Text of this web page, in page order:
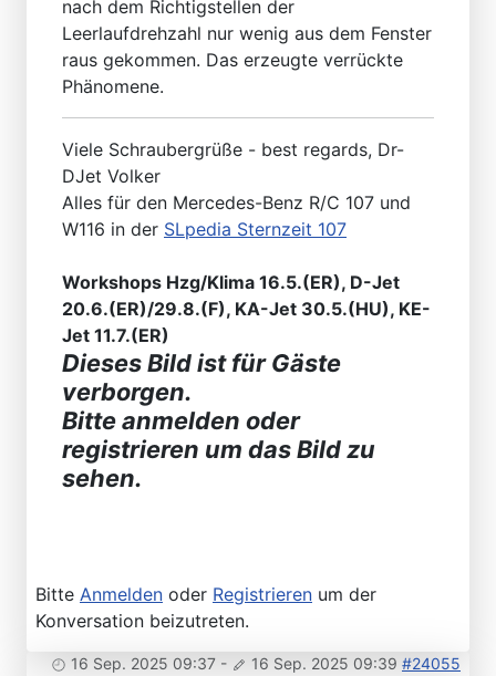
nach dem Richtigstellen der
Leerlaufdrehzahl nur wenig aus dem Fenster
raus gekommen. Das erzeugte verrückte
Phänomene.
Viele Schraubergrüße - best regards, Dr-
DJet Volker
Alles für den Mercedes-Benz R/C 107 und
W116 in der SLpedia Sternzeit 107
Workshops Hzg/Klima 16.5.(ER), D-Jet
20.6.(ER)/29.8.(F), KA-Jet 30.5.(HU), KE-
Jet 11.7.(ER)
Dieses Bild ist für Gäste
verborgen.
Bitte anmelden oder
registrieren um das Bild zu
sehen.
Bitte Anmelden oder Registrieren um der
Konversation beizutreten.
16 Sep. 2025 09:37 - 16 Sep. 2025 09:39 #24055